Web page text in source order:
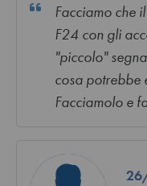
Facciamo che
F24 con gli
"piccolo"
cosa potrebbe
Facciamolo e